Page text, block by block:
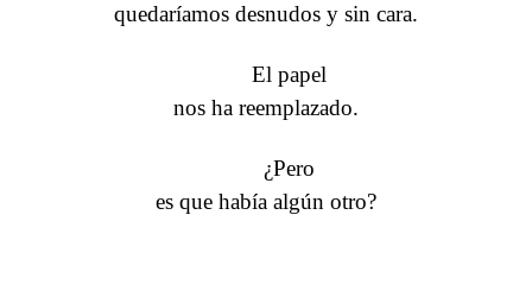
quedaríamos desnudos y sin cara.
El papel
nos ha reemplazado.
¿Pero
es que había algún otro?